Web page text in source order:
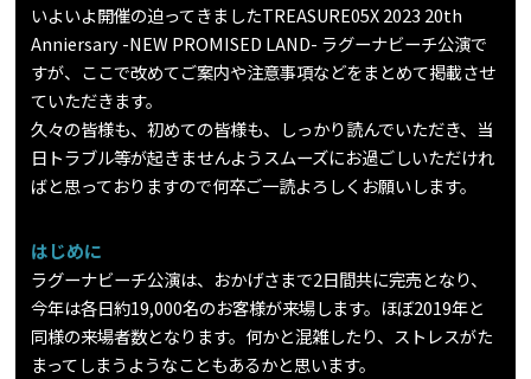
いよいよ開催の迫ってきましたTREASURE05X 2023 20th
Anniersary -NEW PROMISED LAND- ラグーナビーチ公演で
すが、ここで改めてご案内や注意事項などをまとめて掲載させ
ていただきます。
久々の皆様も、初めての皆様も、しっかり読んでいただき、当
日トラブル等が起きませんようスムーズにお過ごしいただけれ
ばと思っておりますので何卒ご一読よろしくお願いします。
はじめに
ラグーナビーチ公演は、おかげさまで2日間共に完売となり、
今年は各日約19,000名のお客様が来場します。ほぼ2019年と
同様の来場者数となります。何かと混雑したり、ストレスがた
まってしまうようなこともあるかと思います。